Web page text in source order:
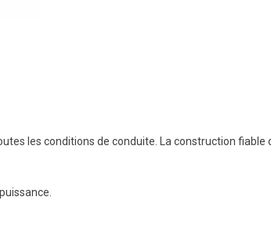
les conditions de conduite. La construction